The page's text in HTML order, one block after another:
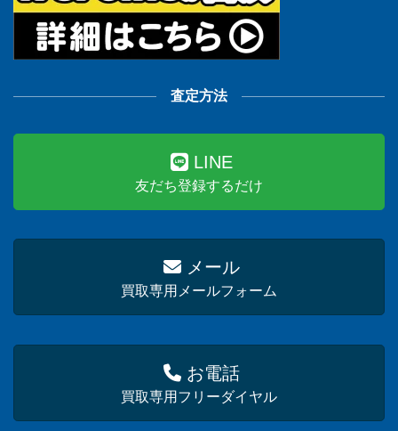
査定方法
LINE
友だち登録するだけ
メール
買取専用メールフォーム
お電話
買取専用フリーダイヤル